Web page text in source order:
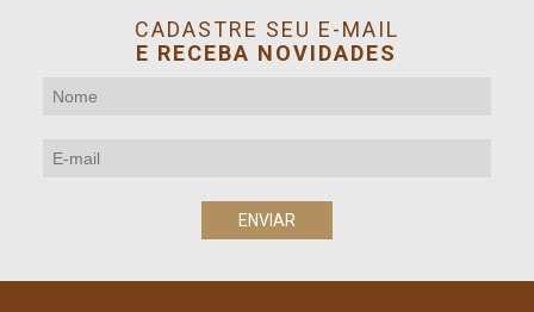
CADASTRE SEU E-MAIL
E RECEBA NOVIDADES